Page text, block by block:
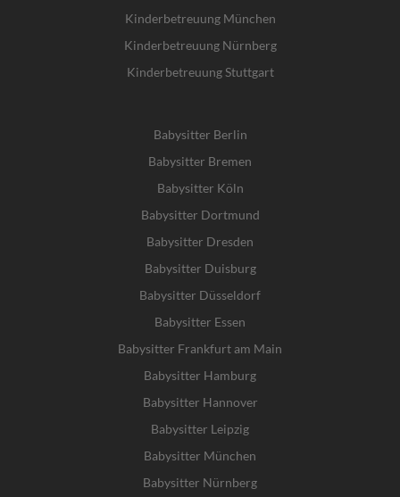
Kinderbetreuung München
Kinderbetreuung Nürnberg
Kinderbetreuung Stuttgart
Babysitter Berlin
Babysitter Bremen
Babysitter Köln
Babysitter Dortmund
Babysitter Dresden
Babysitter Duisburg
Babysitter Düsseldorf
Babysitter Essen
Babysitter Frankfurt am Main
Babysitter Hamburg
Babysitter Hannover
Babysitter Leipzig
Babysitter München
Babysitter Nürnberg